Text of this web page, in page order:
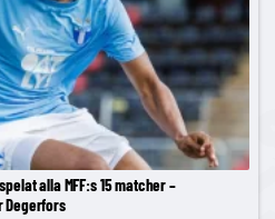
alla MFF:s 15 matcher –
Degerfors